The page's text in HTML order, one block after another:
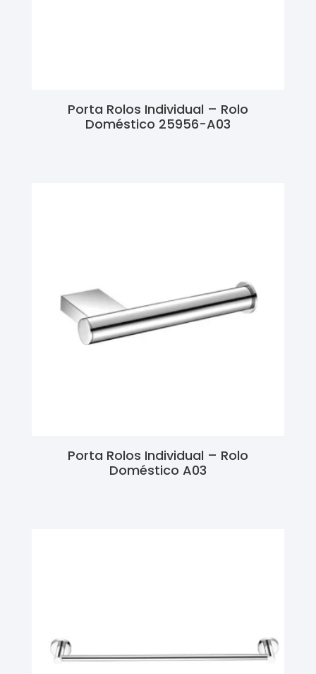
Porta Rolos Individual – Rolo
Doméstico 25956-A03
Porta Rolos Individual – Rolo
Doméstico A03